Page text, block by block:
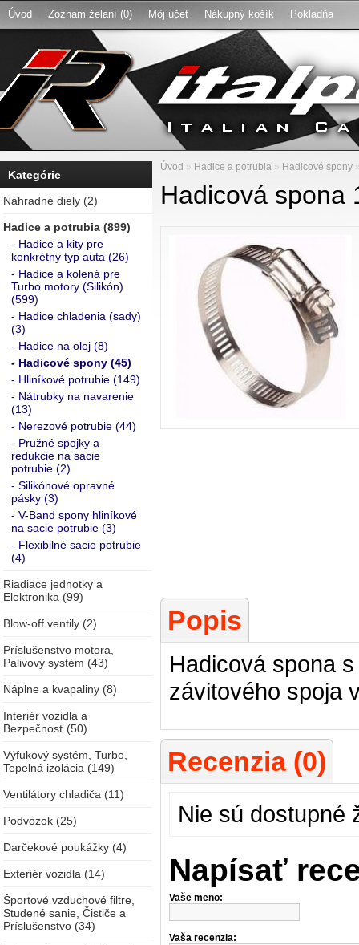
Úvod Zoznam želaní (0) Môj účet Nákupný košík Pokladňa
Kategórie
Náhradné diely (2)
Hadice a potrubia (899)
- Hadice a kity pre
konkrétny typ auta (26)
- Hadice a kolená pre
Turbo motory (Silikón)
(599)
- Hadice chladenia (sady)
(3)
- Hadice na olej (8)
- Hadicové spony (45)
- Hliníkové potrubie (149)
- Nátrubky na navarenie
(13)
- Nerezové potrubie (44)
- Pružné spojky a
redukcie na sacie
potrubie (2)
- Silikónové opravné
pásky (3)
- V-Band spony hliníkové
na sacie potrubie (3)
- Flexibilné sacie potrubie
(4)
Riadiace jednotky a
Elektronika (99)
Blow-off ventily (2)
Príslušenstvo motora,
Palivový systém (43)
Náplne a kvapaliny (8)
Interiér vozidla a
Bezpečnosť (50)
Výfukový systém, Turbo,
Tepelná izolácia (149)
Ventilátory chladiča (11)
Podvozok (25)
Darčekové poukážky (4)
Exteriér vozidla (14)
Športové vzduchové filtre,
Studené sanie, Čističe a
Príslušenstvo (34)
Úvod » Hadice a potrubia » Hadicové spony
Hadicová spona
Popis
Hadicová spona
závitového spoja
Recenzia (0)
Nie sú dostupné
Napísať
Vaše meno:
Vaša recenzia: